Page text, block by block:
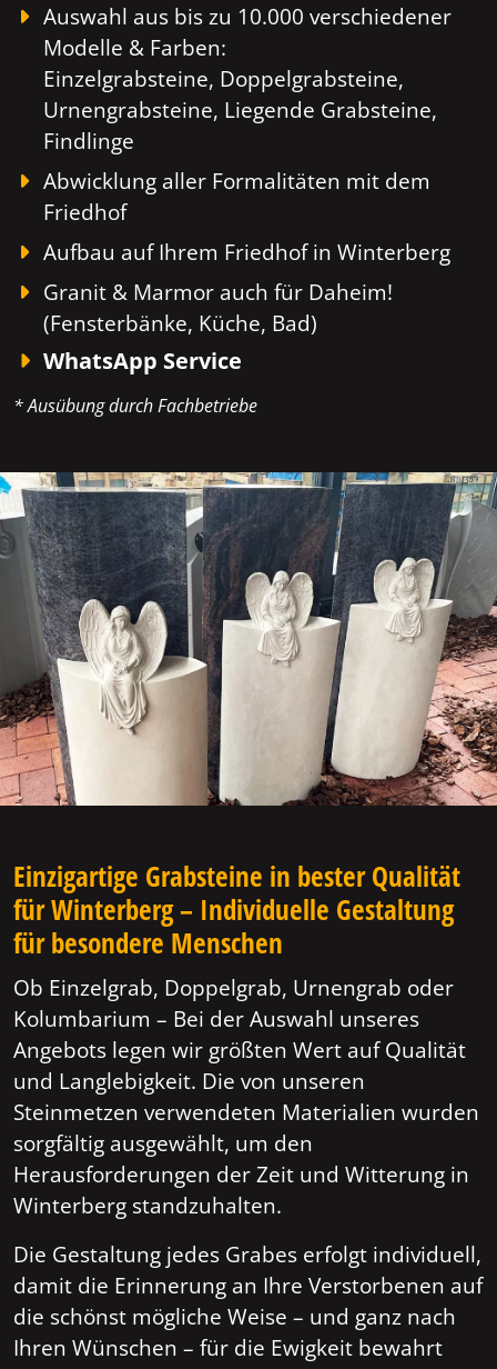
Auswahl aus bis zu 10.000 verschiedener
Modelle & Farben:
Einzelgrabsteine, Doppelgrabsteine,
Urnengrabsteine, Liegende Grabsteine,
Findlinge
Abwicklung aller Formalitäten mit dem
Friedhof
Aufbau auf Ihrem Friedhof in Winterberg
Granit & Marmor auch für Daheim!
(Fensterbänke, Küche, Bad)
WhatsApp Service
* Ausübung durch Fachbetriebe
Einzigartige Grabsteine in bester Qualität
für Winterberg – Individuelle Gestaltung
für besondere Menschen
Ob Einzelgrab, Doppelgrab, Urnengrab oder
Kolumbarium – Bei der Auswahl unseres
Angebots legen wir größten Wert auf Qualität
und Langlebigkeit. Die von unseren
Steinmetzen verwendeten Materialien wurden
sorgfältig ausgewählt, um den
Herausforderungen der Zeit und Witterung in
Winterberg standzuhalten.
Die Gestaltung jedes Grabes erfolgt individuell,
damit die Erinnerung an Ihre Verstorbenen auf
die schönst mögliche Weise – und ganz nach
Ihren Wünschen – für die Ewigkeit bewahrt